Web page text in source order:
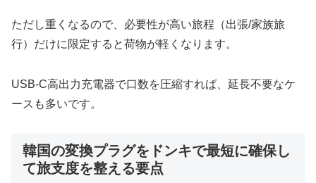
ただし重くなるので、必要性が高い旅程（出張/家族旅
行）だけに限定すると荷物が軽くなります。
USB‐C高出力充電器で口数を圧縮すれば、延長不要なケ
ースも多いです。
韓国の変換プラグをドンキで最短に確保し
て旅支度を整える要点